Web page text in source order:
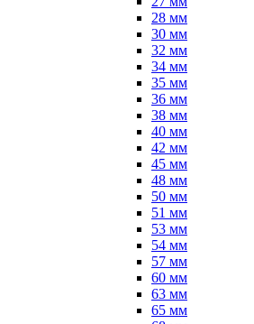
28 мм
30 мм
32 мм
34 мм
35 мм
36 мм
38 мм
40 мм
42 мм
45 мм
48 мм
50 мм
51 мм
53 мм
54 мм
57 мм
60 мм
63 мм
65 мм